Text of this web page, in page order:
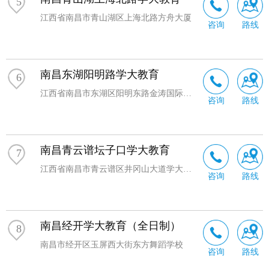
江西省南昌市青山湖区上海北路方舟大厦
咨询 路线
6 南昌东湖阳明路学大教育
江西省南昌市东湖区阳明东路金涛国际商铺(青山路口地铁站阳明东路方向 ，光大银行旁)
咨询 路线
7 南昌青云谱坛子口学大教育
江西省南昌市青云谱区井冈山大道学大教育（国美电器旁边，鸿兴隆商贸隔壁）
咨询 路线
8 南昌经开学大教育（全日制）
南昌市经开区玉屏西大街东方舞蹈学校
咨询 路线